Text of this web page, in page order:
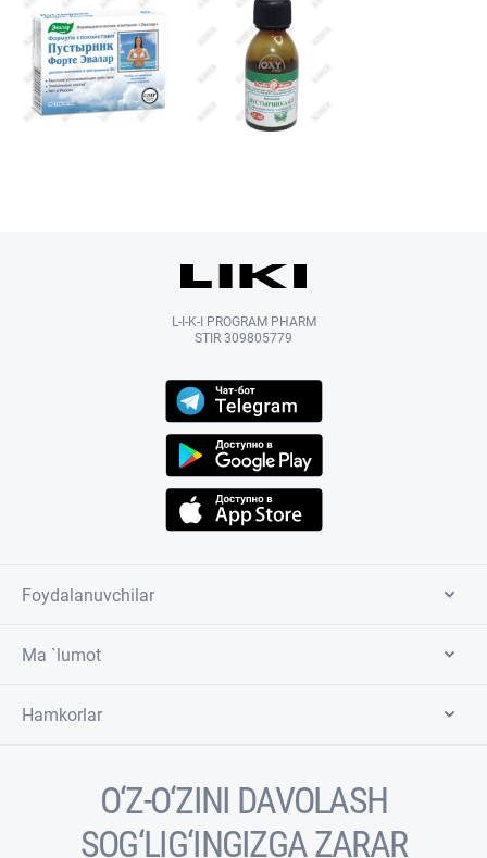
L-I-K-I PROGRAM PHARM
STIR 309805779
Foydalanuvchilar
Ma `lumot
Hamkorlar
O‘Z-O‘ZINI DAVOLASH
SOG‘LIG‘INGIZGA ZARAR